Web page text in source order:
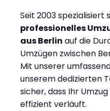
Seit 2003 spezialisiert
professionelles
aus Berlin auf die
Umzügen zwischen
Mit unserer
unserem dedizierten
sicher, dass Ihr
effizient verläuft.